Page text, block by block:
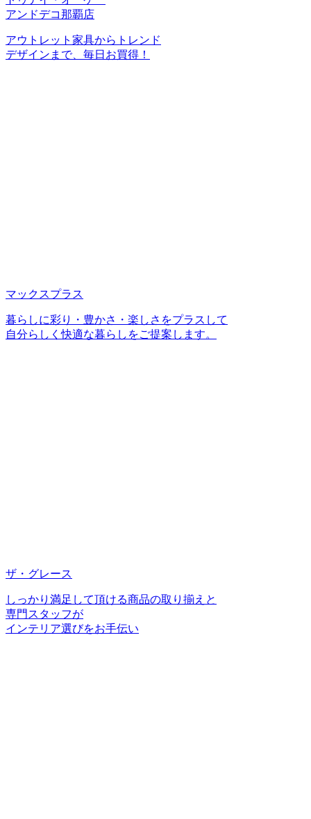
アンドデコ那覇店
アウトレット家具からトレンド
デザインまで、毎日お買得！
マックスプラス
暮らしに彩り・豊かさ・楽しさをプラスして
自分らしく快適な暮らしをご提案します。
ザ・グレース
しっかり満足して頂ける商品の取り揃えと
専門スタッフが
インテリア選びをお手伝い